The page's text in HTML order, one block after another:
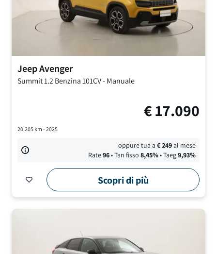
JeepAvenger
Summit1.2 Benzina 101CV-Manuale
€17.090
20.205km - 2025
oppure tua a€249al mese
Rate96• Tan fisso 8,45%• Taeg9,93%
Scopri di più